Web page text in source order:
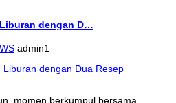
dengan D…
admin1
momen berkumpul bersama